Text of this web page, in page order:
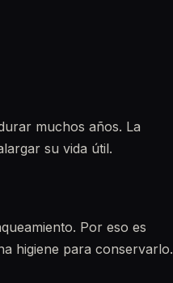
muchos años. La
su vida útil.
Por eso es
higiene para conservarlo.